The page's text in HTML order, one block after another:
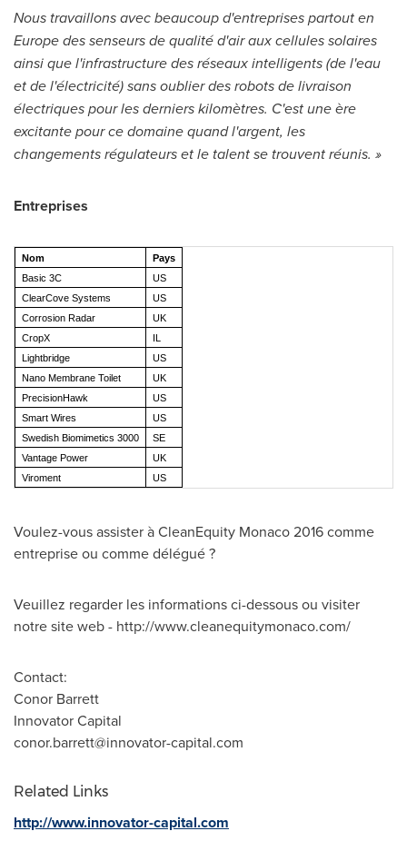
Nous travaillons avec beaucoup d'entreprises partout en
Europedes senseurs de qualité d'air aux cellules solaires
ainsi que l'infrastructure des réseaux intelligents (de l'eau
et de l'électricité) sans oublier des robots de livraison
électriques pour les derniers kilomètres. C'est une ère
excitante pour ce domaine quand l'argent, les
changements régulateurs et le talent se trouvent réunis. »
Entreprises
Nom
Pays
Basic 3C
US
ClearCove Systems
US
Corrosion Radar
UK
CropX
IL
Lightbridge
US
Nano Membrane Toilet
UK
PrecisionHawk
US
Smart Wires
US
Swedish Biomimetics 3000
SE
Vantage Power
UK
Viroment
US
Voulez-vous assister à CleanEquity Monaco 2016 comme
entreprise ou comme délégué ?
Veuillez regarder les informations ci-dessous ou visiter
notre site web - http://www.cleanequitymonaco.com/
Contact:
Conor Barrett
Innovator Capital
conor.barrett@innovator-capital.com
Related Links
http://www.innovator-capital.com